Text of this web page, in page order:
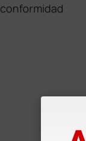
conformidad